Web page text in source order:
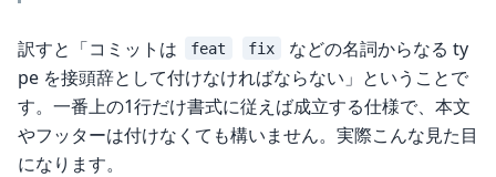
訳すと「コミットは feat fix
などの名詞からなる ty
pe を接頭辞として付けなければならない」ということで
す。一番上の1行だけ書式に従えば成立する仕様で、本文
やフッターは付けなくても構いません。実際こんな見た目
になります。